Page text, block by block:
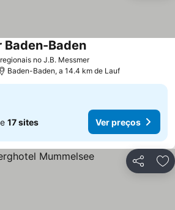
no J.B. Messmer
Baden-Baden
Baden-Baden, a 14.4 km de Lauf
17 sites Ver preços
Partilhar